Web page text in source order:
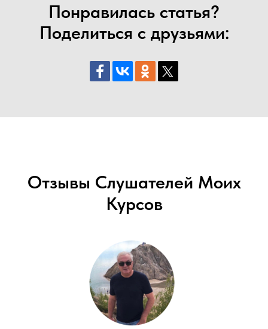
Понравилась статья?
Поделиться с друзьями:
Отзывы Слушателей Моих
Курсов